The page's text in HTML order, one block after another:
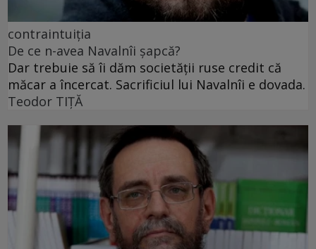
contraintuiția
De ce n-avea Navalnîi șapcă?
Dar trebuie să îi dăm societății ruse credit că
măcar a încercat. Sacrificiul lui Navalnîi e dovada.
Teodor TIŢĂ